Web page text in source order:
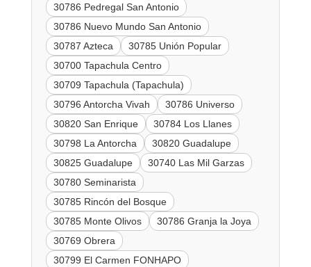
30786 Pedregal San Antonio
30786 Nuevo Mundo San Antonio
30787 Azteca
30785 Unión Popular
30700 Tapachula Centro
30709 Tapachula (Tapachula)
30796 Antorcha Vivah
30786 Universo
30820 San Enrique
30784 Los Llanes
30798 La Antorcha
30820 Guadalupe
30825 Guadalupe
30740 Las Mil Garzas
30780 Seminarista
30785 Rincón del Bosque
30785 Monte Olivos
30786 Granja la Joya
30769 Obrera
30799 El Carmen FONHAPO